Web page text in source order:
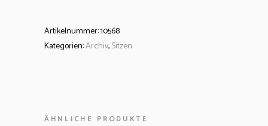
Artikelnummer:10568
Kategorien:Archiv,Sitzen
ÄHNLICHE PRODUKTE